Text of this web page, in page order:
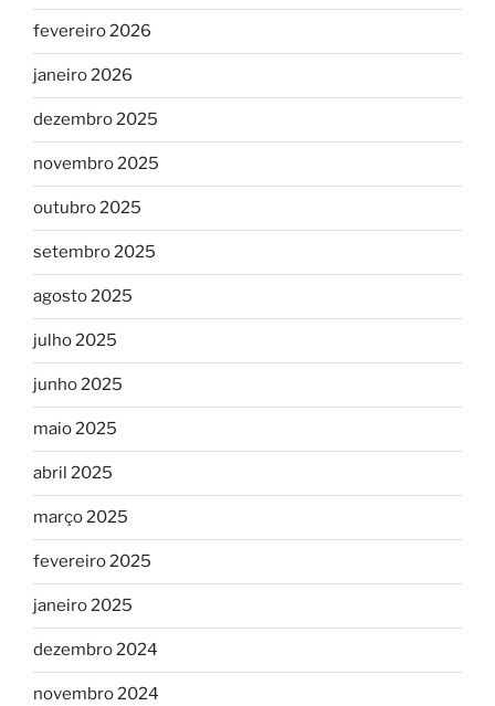
fevereiro 2026
janeiro 2026
dezembro 2025
novembro 2025
outubro 2025
setembro 2025
agosto 2025
julho 2025
junho 2025
maio 2025
abril 2025
março 2025
fevereiro 2025
janeiro 2025
dezembro 2024
novembro 2024